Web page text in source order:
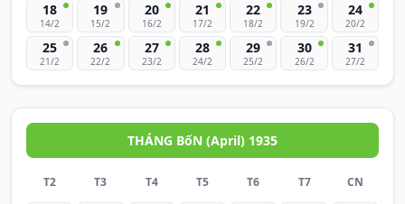
18
14/2
19
15/2
20
16/2
21
17/2
22
18/2
23
19/2
24
20/2
25
21/2
26
22/2
27
23/2
28
24/2
29
25/2
30
26/2
31
27/2
THÁNG BốN (April) 1935
T2 T3 T4 T5 T6 T7 CN